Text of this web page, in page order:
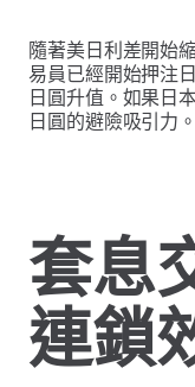
隨著美日利差開始
易員已經開始押注
日圓升值。如果日
日圓的避險吸引力。
套息
連鎖